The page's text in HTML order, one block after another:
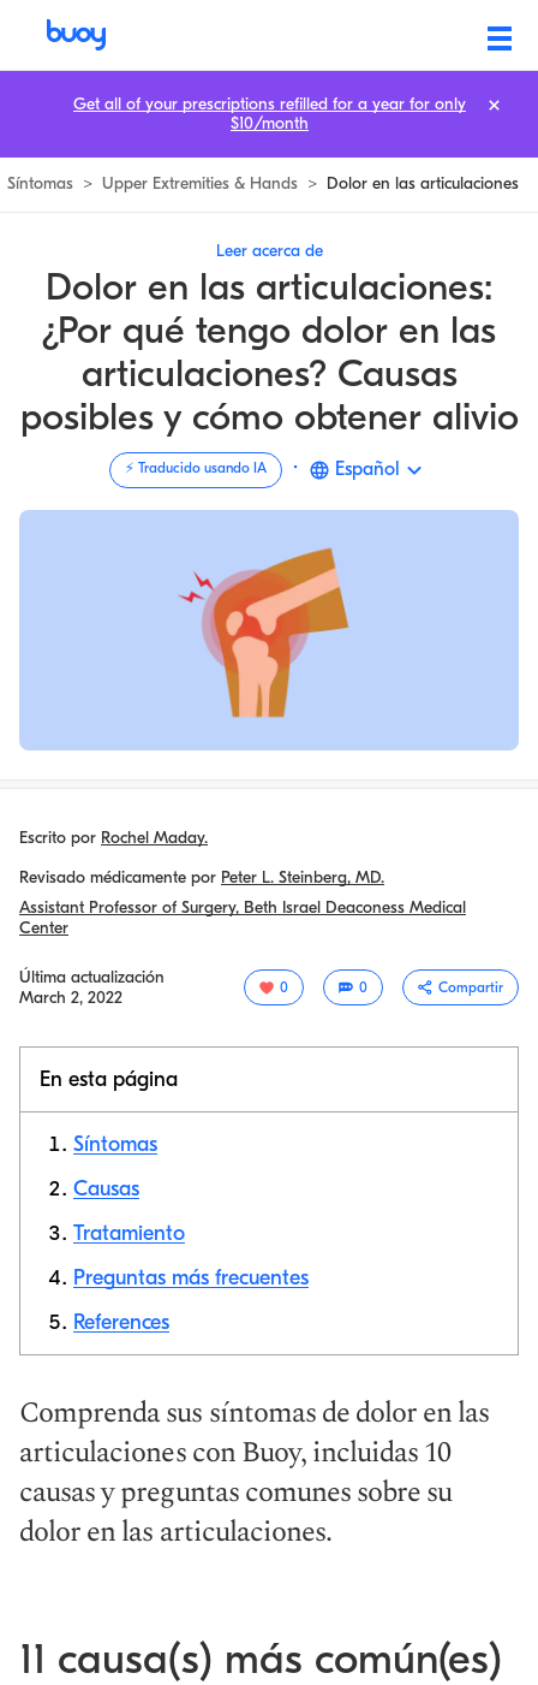
Síntomas > Upper Extremities & Hands > Dolor en las articulaciones
Leer acerca de
Dolor en las articulaciones:
¿Por qué tengo dolor en las
articulaciones? Causas
posibles y cómo obtener alivio
⚡️ Traducido usando IA · Español
Escrito por Rochel Maday.
Revisado médicamente por Peter L. Steinberg, MD.
Assistant Professor of Surgery, Beth Israel Deaconess Medical
Center
Última actualización
March 2, 2022
0 0 Compartir
En esta página
Síntomas
Causas
Tratamiento
Preguntas más frecuentes
References
Comprenda sus síntomas de dolor en las
articulaciones con Buoy, incluidas 10
causas y preguntas comunes sobre su
dolor en las articulaciones.
11 causa(s) más común(es)
Get all of your prescriptions refilled for a year for only
$10/month